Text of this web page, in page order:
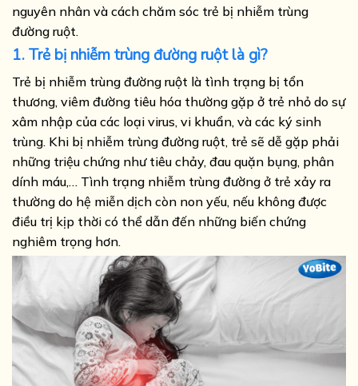
nguyên nhân và cách chăm sóc trẻ bị nhiễm trùng
đường ruột.
1. Trẻ bị nhiễm trùng đường ruột là gì?
Trẻ bị nhiễm trùng đường ruột là tình trạng bị tổn
thương, viêm đường tiêu hóa thường gặp ở trẻ nhỏ do sự
xâm nhập của các loại virus, vi khuẩn, và các ký sinh
trùng. Khi bị nhiễm trùng đường ruột, trẻ sẽ dễ gặp phải
những triệu chứng như tiêu chảy, đau quặn bụng, phân
dính máu,… Tình trạng nhiễm trùng đường ở trẻ xảy ra
thường do hệ miễn dịch còn non yếu, nếu không được
điều trị kịp thời có thể dẫn đến những biến chứng
nghiêm trọng hơn.